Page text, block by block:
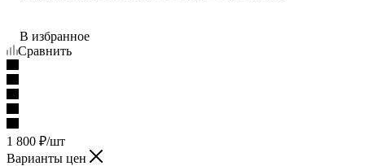
В избранное
Сравнить
1 800 ₽/шт
Варианты цен